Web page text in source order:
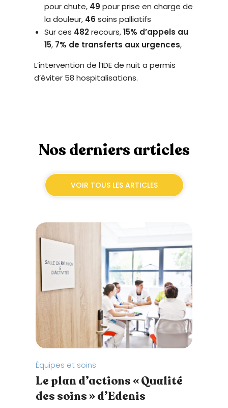
pour chute, 49 pour prise en charge de
la douleur, 46 soins palliatifs
Sur ces 482recours,15% d’appels au
15, 7% de transferts aux urgences,
L’intervention de l’IDE de nuit a permis
d’éviter 58 hospitalisations.
Nos derniers articles
VOIR TOUS LES ARTICLES
Équipes et soins
Le plan d’actions « Qualité
des soins » d’Edenis